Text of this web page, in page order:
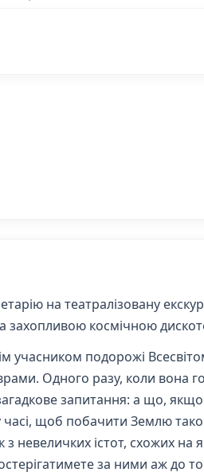
на театралізовану
захопливою космічною
учасником подорожі
Одного разу, коли вона
загадкове запитання: а що,
щоб побачити Землю
невеличких істот, схожих
за ними аж до